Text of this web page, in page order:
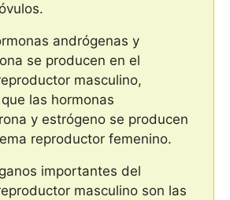
andrógenas y
se producen en el
masculino,
las hormonas
y estrógeno se producen
reproductor femenino.
importantes del
masculino son las